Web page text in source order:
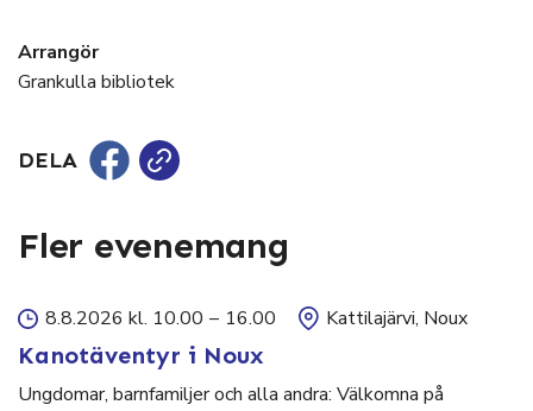
Arrangör
Grankulla bibliotek
DELA
Fler evenemang
8.8.2026 kl. 10.00 – 16.00 Kattilajärvi, Noux
Kanotäventyr i Noux
Ungdomar, barnfamiljer och alla andra: Välkomna på